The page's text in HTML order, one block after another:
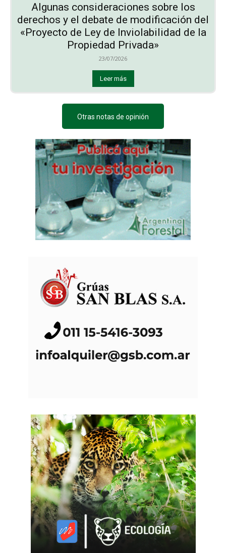
Algunas consideraciones sobre los
derechos y el debate de modificación del
«Proyecto de Ley de Inviolabilidad de la
Propiedad Privada»
23/07/2026
Leer más
Otras notas de opinión